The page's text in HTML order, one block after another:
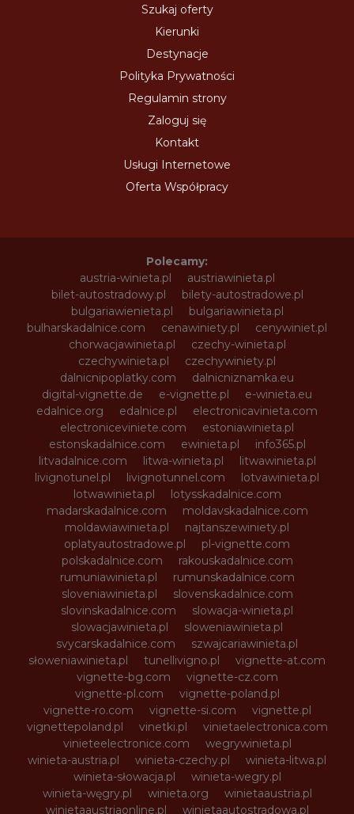
Szukaj oferty
Kierunki
Destynacje
Polityka Prywatności
Regulamin strony
Zaloguj się
Kontakt
Usługi Internetowe
Oferta Współpracy
Polecamy:
austria-winieta.pl
austriawinieta.pl
bilet-autostradowy.pl
bilety-autostradowe.pl
bulgariawienieta.pl
bulgariawinieta.pl
bulharskadalnice.com
cenawiniety.pl
cenywiniet.pl
chorwacjawinieta.pl
czechy-winieta.pl
czechywinieta.pl
czechywiniety.pl
dalnicnipoplatky.com
dalnicniznamka.eu
digital-vignette.de
e-vignette.pl
e-winieta.eu
edalnice.org
edalnice.pl
electronicavinieta.com
electroniceviniete.com
estoniawinieta.pl
estonskadalnice.com
ewinieta.pl
info365.pl
litvadalnice.com
litwa-winieta.pl
litwawinieta.pl
livignotunel.pl
livignotunnel.com
lotvawinieta.pl
lotwawinieta.pl
lotysskadalnice.com
madarskadalnice.com
moldavskadalnice.com
moldawiawinieta.pl
najtanszewiniety.pl
oplatyautostradowe.pl
pl-vignette.com
polskadalnice.com
rakouskadalnice.com
rumuniawinieta.pl
rumunskadalnice.com
sloveniawinieta.pl
slovenskadalnice.com
slovinskadalnice.com
slowacja-winieta.pl
slowacjawinieta.pl
sloweniawinieta.pl
svycarskadalnice.com
szwajcariawinieta.pl
słoweniawinieta.pl
tunellivigno.pl
vignette-at.com
vignette-bg.com
vignette-cz.com
vignette-pl.com
vignette-poland.pl
vignette-ro.com
vignette-si.com
vignette.pl
vignettepoland.pl
vinetki.pl
vinietaelectronica.com
vinieteelectronice.com
wegrywinieta.pl
winieta-austria.pl
winieta-czechy.pl
winieta-litwa.pl
winieta-słowacja.pl
winieta-wegry.pl
winieta-węgry.pl
winieta.org
winietaaustria.pl
winietaaustriaonline.pl
winietaautostradowa.pl